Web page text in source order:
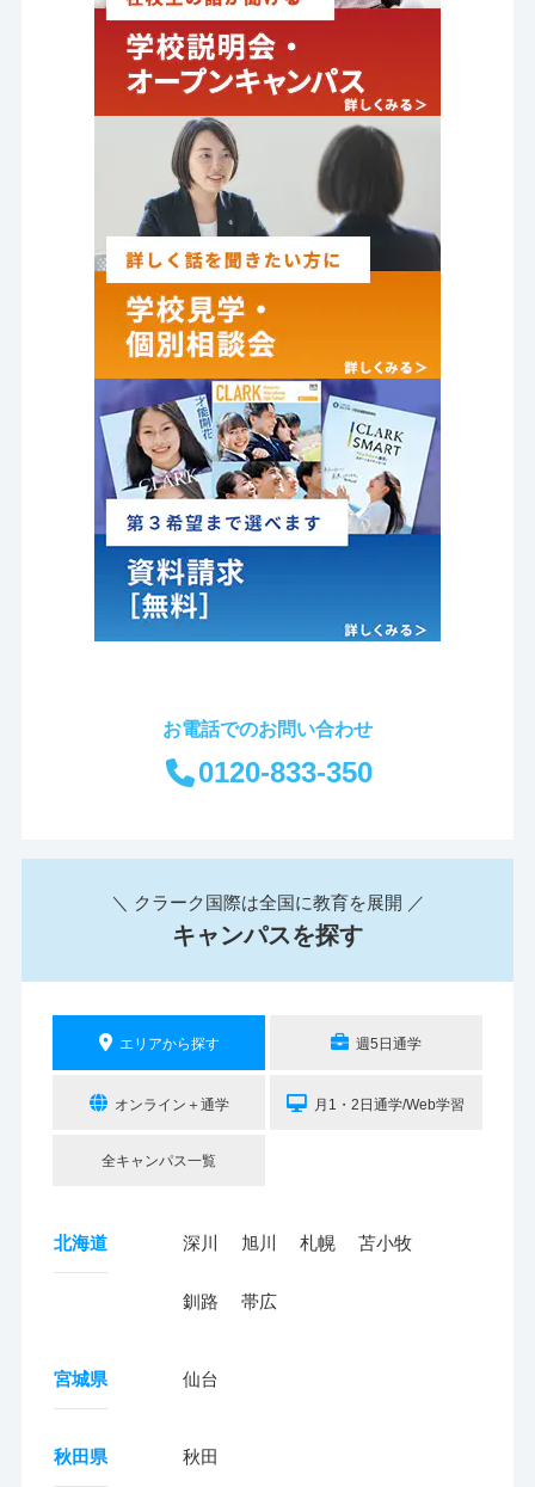
お電話でのお問い合わせ
0120-833-350
＼ クラーク国際は全国に教育を展開 ／
キャンパスを探す
エリアから探す 週5日通学
オンライン＋通学 月1・2日通学/Web学習
全キャンパス一覧
北海道 深川 旭川 札幌 苫小牧
釧路 帯広
宮城県 仙台
秋田県 秋田